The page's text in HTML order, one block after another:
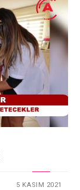
5 KASIM 2021